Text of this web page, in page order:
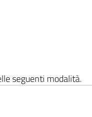
seguenti modalità.